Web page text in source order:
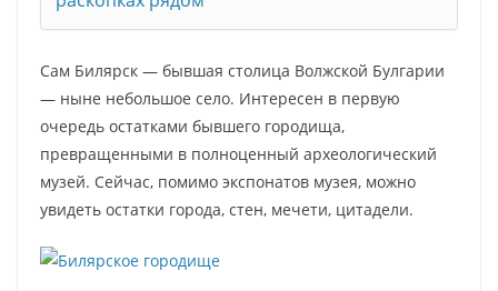
Сам Билярск — бывшая столица Волжской Булгарии
— ныне небольшое село. Интересен в первую
очередь остатками бывшего городища,
превращенными в полноценный археологический
музей. Сейчас, помимо экспонатов музея, можно
увидеть остатки города, стен, мечети, цитадели.